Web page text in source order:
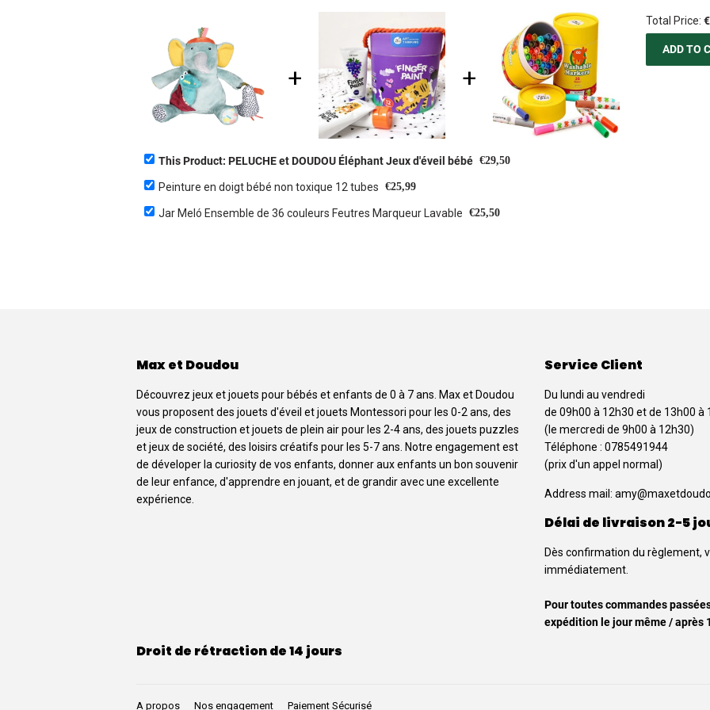
Total Price:
ADD TO
This Product: PELUCHE et DOUDOU Éléphant Jeux d'éveil bébé €29,50
Peinture en doigt bébé non toxique 12 tubes €25,99
Jar Meló Ensemble de 36 couleurs Feutres Marqueur Lavable €25,50
Max et Doudou
Découvrez jeux et jouets pour bébés et enfants de 0 à 7 ans. Max et Doudou
vous proposent des jouets d'éveil et jouets Montessori pour les 0-2 ans, des
jeux de construction et jouets de plein air pour les 2-4 ans, des jouets puzzles
et jeux de société, des loisirs créatifs pour les 5-7 ans. Notre engagement est
de déveloper la curiosity de vos enfants, donner aux enfants un bon souvenir
de leur enfance, d'apprendre en jouant, et de grandir avec une excellente
expérience.
Service Client
Du lundi au vendredi
de 09h00 à 12h30 et de 13h00 à
(le mercredi de 9h00 à 12h30)
Téléphone : 0785491944
(prix d'un appel normal)
Address mail:
Délai de livraison 2-5
Dès confirmation du règlement,
immédiatement.
Pour toutes commandes
expédition le jour même / après
Droit de rétraction de 14 jours
A propos Nos engagement Paiement Sécurisé